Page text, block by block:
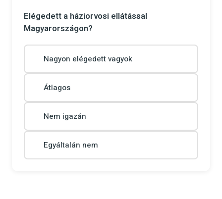
Elégedett a háziorvosi ellátással
Magyarországon?
Nagyon elégedett vagyok
Átlagos
Nem igazán
Egyáltalán nem